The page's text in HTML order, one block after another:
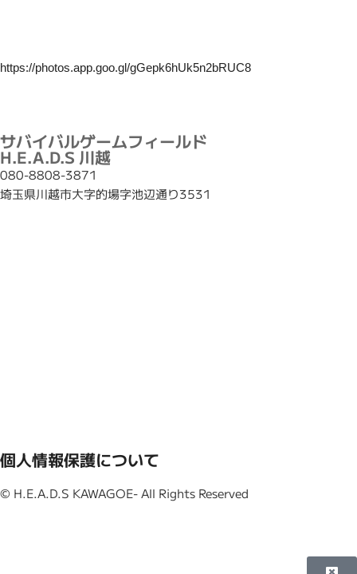
https://photos.app.goo.gl/gGepk6hUk5n2bRUC8
サバイバルゲームフィールド
H.E.A.D.S 川越
080-8808-3871
埼玉県川越市大字的場字池辺通り3531
個人情報保護について
© H.E.A.D.S KAWAGOE- All Rights Reserved